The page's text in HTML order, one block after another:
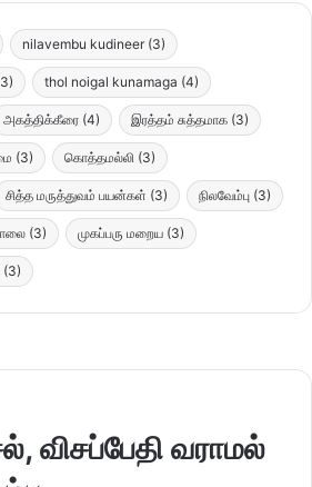
nilavembu kudineer (3)
thol noigal kunamaga (4)
அகத்திக்கீரை (4) இரத்தம் சுத்தமாக (3)
(3) கொத்தமல்லி (3)
சித்த மருத்துவம் பயன்கள் (3) நிலவேம்பு (3)
(3) முகப்பரு மறைய (3)
(3)